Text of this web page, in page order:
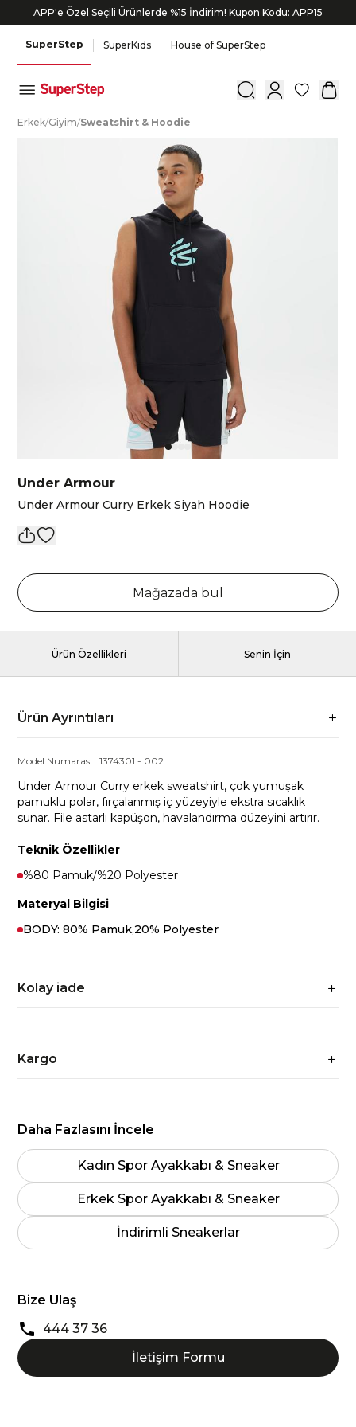
APP'e Özel Seçili Ürünlerde %15 İndirim! Kupon Kodu: APP15
Bonus kartlara özel vade farksız taksit seçenekleri!
SuperStep
SuperKids House of SuperStep
0
Erkek/Giyim/Sweatshirt & Hoodie
Under Armour
Under Armour Curry Erkek Siyah Hoodie
Mağazada bul
Ürün Özellikleri Senin İçin
Ürün Ayrıntıları
Model Numarası :1374301 - 002
Under Armour Curry erkek sweatshirt, çok yumuşak
pamuklu polar, fırçalanmış iç yüzeyiyle ekstra sıcaklık
sunar. File astarlı kapüşon, havalandırma düzeyini artırır.
Teknik Özellikler
%80 Pamuk/%20 Polyester
Materyal Bilgisi
BODY: 80% Pamuk,20% Polyester
Kolay iade
Kargo
Daha Fazlasını İncele
Kadın Spor Ayakkabı & Sneaker
Erkek Spor Ayakkabı & Sneaker
İndirimli Sneakerlar
Bize Ulaş
444 37 36
İletişim Formu